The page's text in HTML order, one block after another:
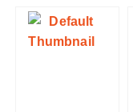
миссионер